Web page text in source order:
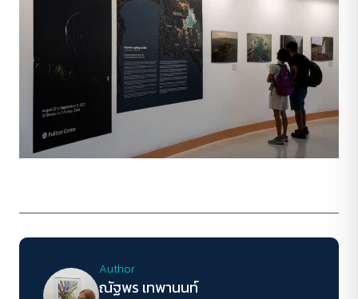
Author
ณัฐพร เทพานนท์